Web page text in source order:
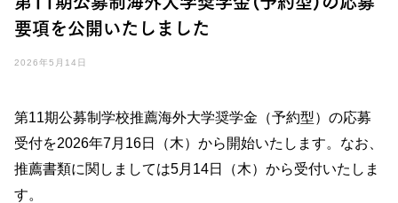
奨学生の声
財団について
応募ログイン
要項を公開いたしました
2026年5月14日
第11期公募制学校推薦海外大学奨学金（予約型）の応募
受付を2026年7月16日（木）から開始いたします。なお、
推薦書類に関しましては5月14日（木）から受付いたしま
す。